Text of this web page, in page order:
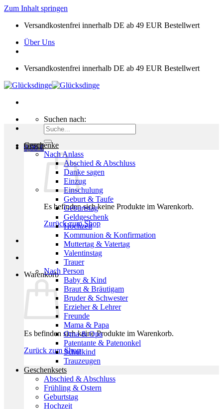
Zum Inhalt springen
Versandkostenfrei innerhalb DE ab 49 EUR Bestellwert
Über Uns
Versandkostenfrei innerhalb DE ab 49 EUR Bestellwert
Suchen nach:
0,00€
Es befinden sich keine Produkte im Warenkorb.
Zurück zum Shop
Warenkorb
Es befinden sich keine Produkte im Warenkorb.
Zurück zum Shop
Geschenke
Nach Anlass
Abschied & Abschluss
Danke sagen
Einzug
Einschulung
Geburt & Taufe
Geburtstag
Geldgeschenk
Hochzeit
Kommunion & Konfirmation
Muttertag & Vatertag
Valentinstag
Trauer
Nach Person
Baby & Kind
Braut & Bräutigam
Bruder & Schwester
Erzieher & Lehrer
Freunde
Mama & Papa
Oma & Opa
Patentante & Patenonkel
Schulkind
Trauzeugen
Geschenksets
Abschied & Abschluss
Frühling & Ostern
Geburtstag
Hochzeit